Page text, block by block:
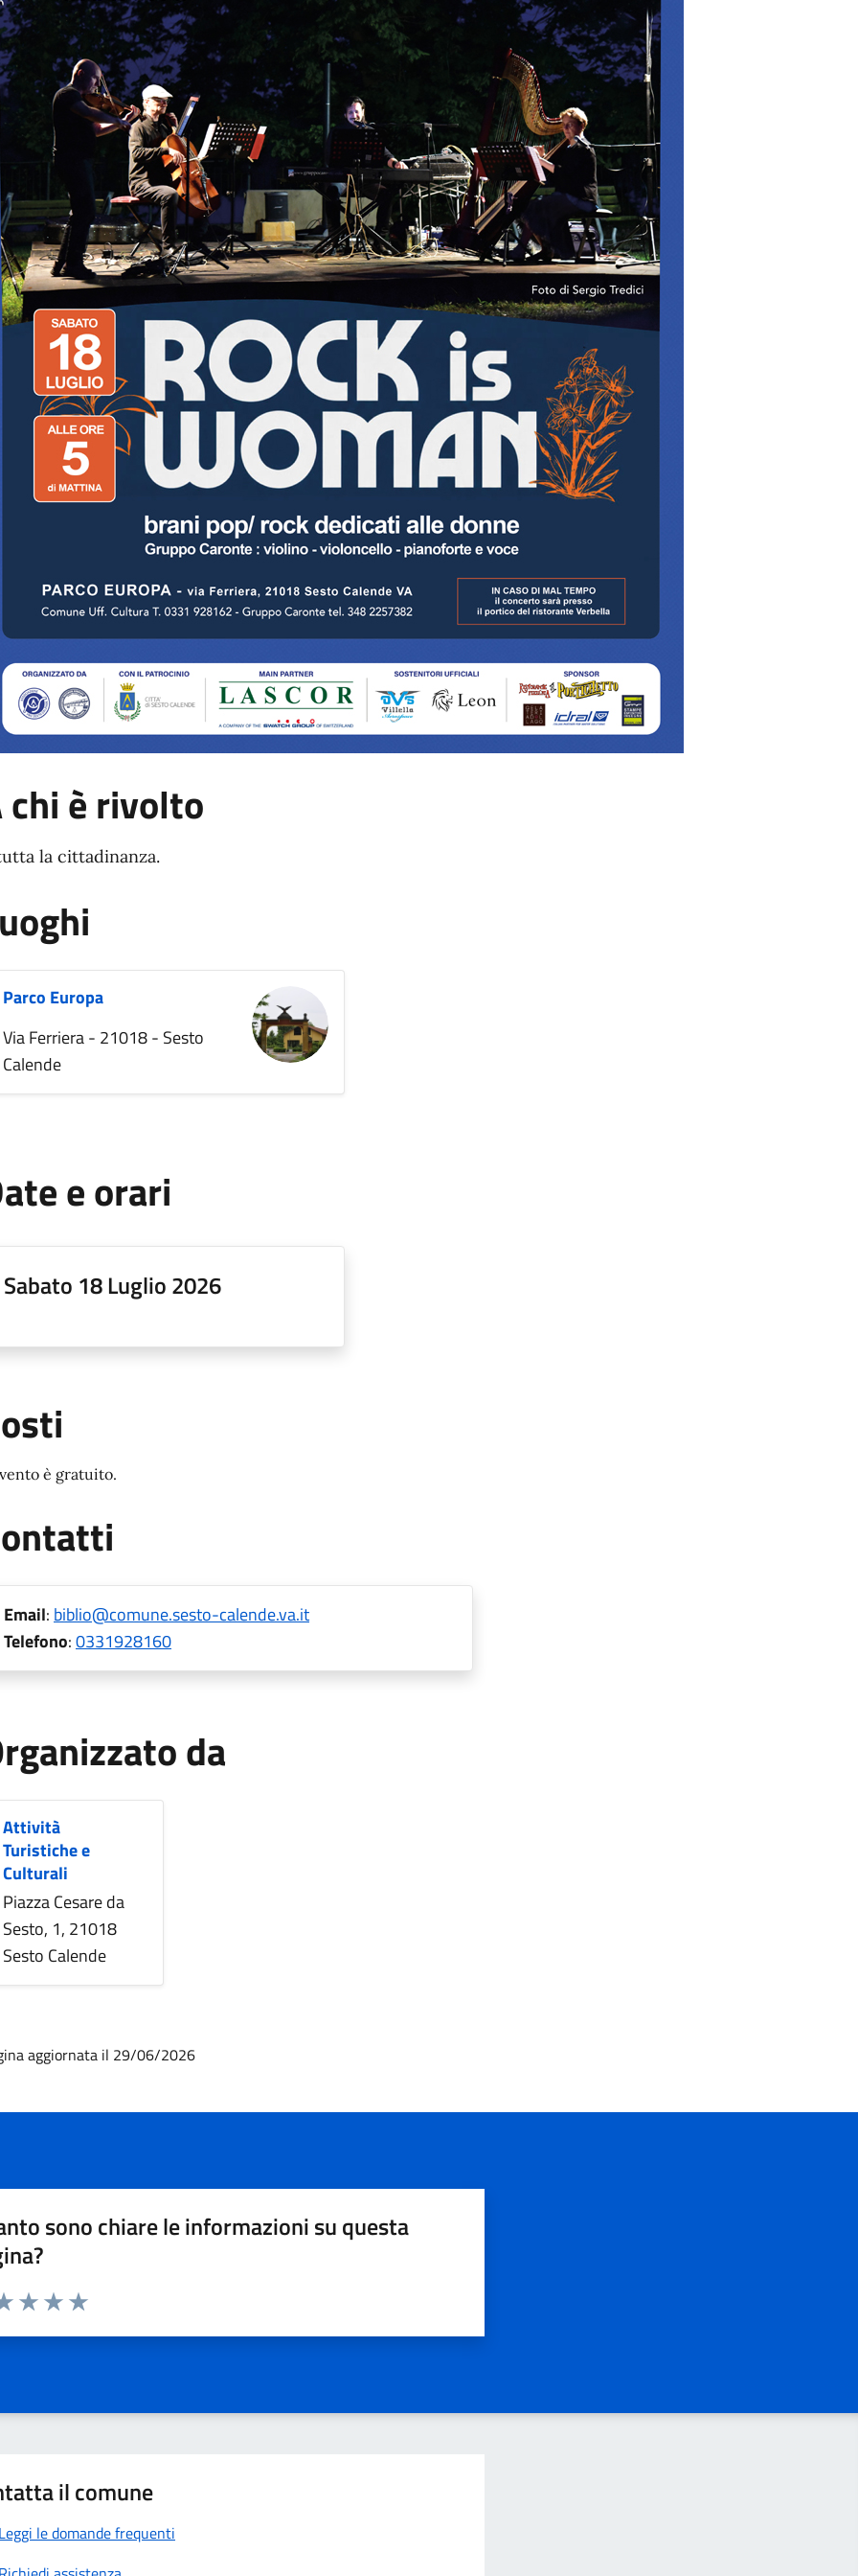
chi è rivolto
la cittadinanza.
Parco Europa
Via Ferriera - 21018 - Sesto
Calende
e orari
Sabato 18 Luglio 2026
è gratuito.
Email: biblio@comune.sesto-calende.va.it
Telefono:0331928160
da
Attività
Turistiche e
Culturali
Piazza Cesare da
Sesto, 1, 21018
Sesto Calende
aggiornata il 29/06/2026
sono chiare le informazioni su questa
1 a 5 stelle la pagina
il comune
le domande frequenti